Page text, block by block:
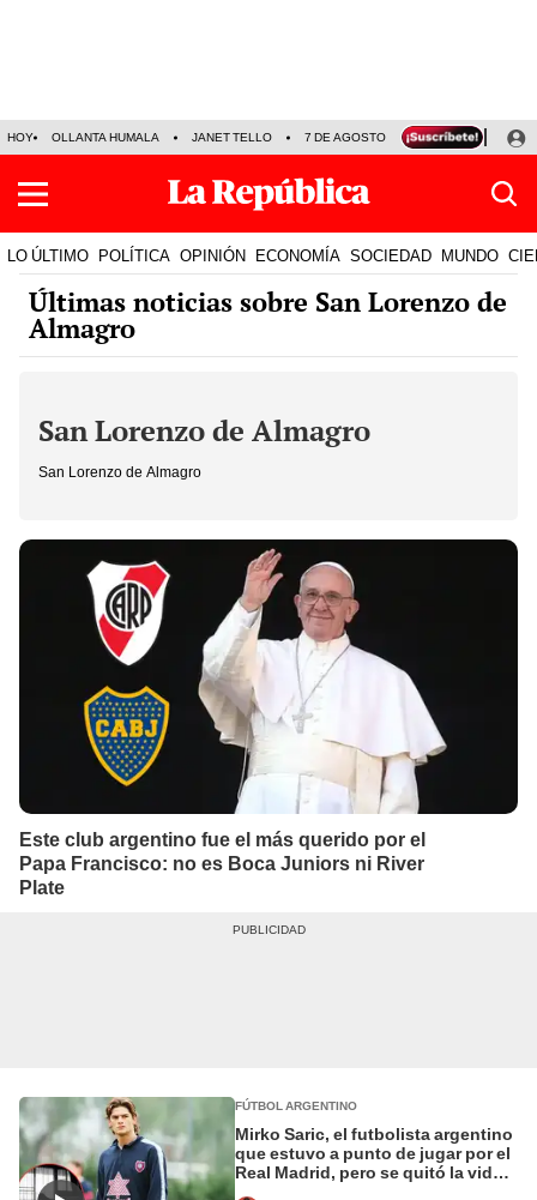
HOY OLLANTA HUMALA JANET TELLO 7 DE AGOSTO TINKA RESULTADOS
LO ÚLTIMO POLÍTICA OPINIÓN ECONOMÍA SOCIEDAD MUNDO
Últimas noticias sobre San Lorenzo de
Almagro
San Lorenzo de Almagro
San Lorenzo de Almagro
Este club argentino fue el más querido por el
Papa Francisco: no es Boca Juniors ni River
Plate
FÚTBOL ARGENTINO
Mirko Saric, el futbolista argentino
que estuvo a punto de jugar por el
Real Madrid, pero se quitó la vida